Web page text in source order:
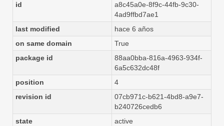
id
a8c45a0e-8f9c-44fb-9c30-
4ad9ffbd7ae1
last modified
hace 6 años
on same domain
True
package id
88aa0bba-816a-4963-934f-
6a5c632dc48f
position
4
revision id
07cb971c-b621-4bd8-a9e7-
b240726cedb6
state
active